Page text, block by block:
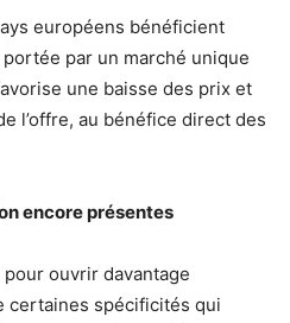
européens bénéficient
par un marché unique
une baisse des prix et
l’offre, au bénéfice direct des
encore présentes
ouvrir davantage
certaines spécificités qui